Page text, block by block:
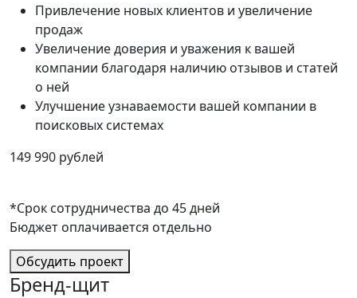
Привлечение новых клиентов и увеличение
продаж
Увеличение доверия и уважения к вашей
компании благодаря наличию отзывов и статей
о ней
Улучшение узнаваемости вашей компании в
поисковых системах
149 990 рублей
*Срок сотрудничества до 45 дней
Бюджет оплачивается отдельно
Обсудить проект
Бренд-щит